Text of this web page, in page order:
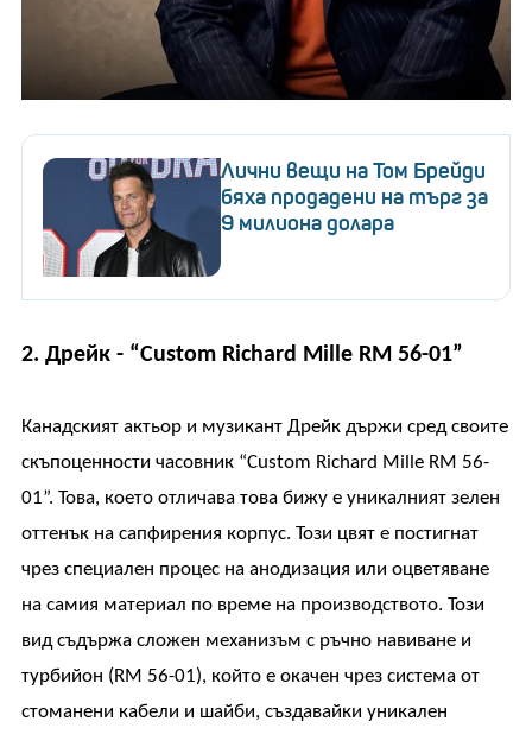
Лични вещи на Том Брейди
бяха продадени на търг за
9 милиона долара
2. Дрейк - “Сustom Richard Mille RM 56-01”
Канадският актьор и музикант Дрейк държи сред своите
скъпоценности часовник “Сustom Richard Mille RM 56-
01”. Това, което отличава това бижу е уникалният зелен
оттенък на сапфирения корпус. Този цвят е постигнат
чрез специален процес на анодизация или оцветяване
на самия материал по време на производството. Този
вид съдържа сложен механизъм с ръчно навиване и
турбийон (RM 56-01), който е окачен чрез система от
стоманени кабели и шайби, създавайки уникален